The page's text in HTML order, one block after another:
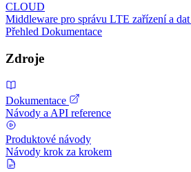
CLOUD
Middleware pro správu LTE zařízení a
Přehled Dokumentace
Zdroje
Dokumentace
Návody a API reference
Produktové návody
Návody krok za krokem